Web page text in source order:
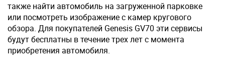
также найти автомобиль на загруженной парковке
или посмотреть изображение с камер кругового
обзора. Для покупателей Genesis GV70 эти сервисы
будут бесплатны в течение трех лет с момента
приобретения автомобиля.